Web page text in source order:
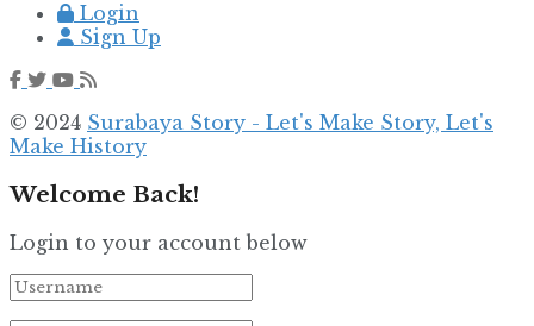
Login
Sign Up
© 2024 Surabaya Story - Let's Make Story, Let's
Make History
Welcome Back!
Login to your account below